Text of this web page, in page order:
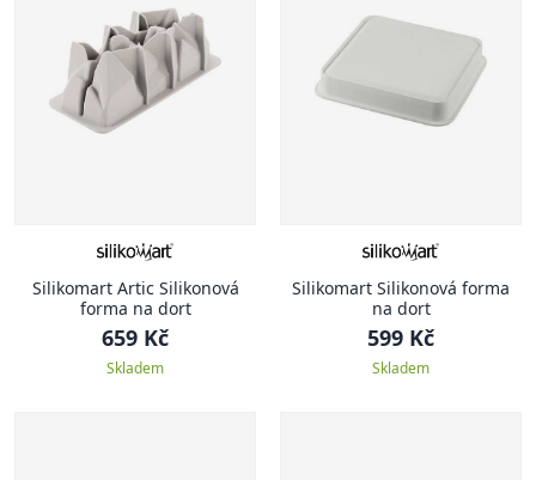
Silikomart Artic Silikonová
forma na dort
659 Kč
Skladem
Silikomart Silikonová forma
na dort
599 Kč
Skladem